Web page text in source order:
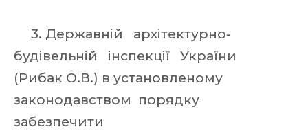
3. Державній архітектурно-
будівельній інспекції України
(Рибак О.В.) в установленому
законодавством порядку
забезпечити